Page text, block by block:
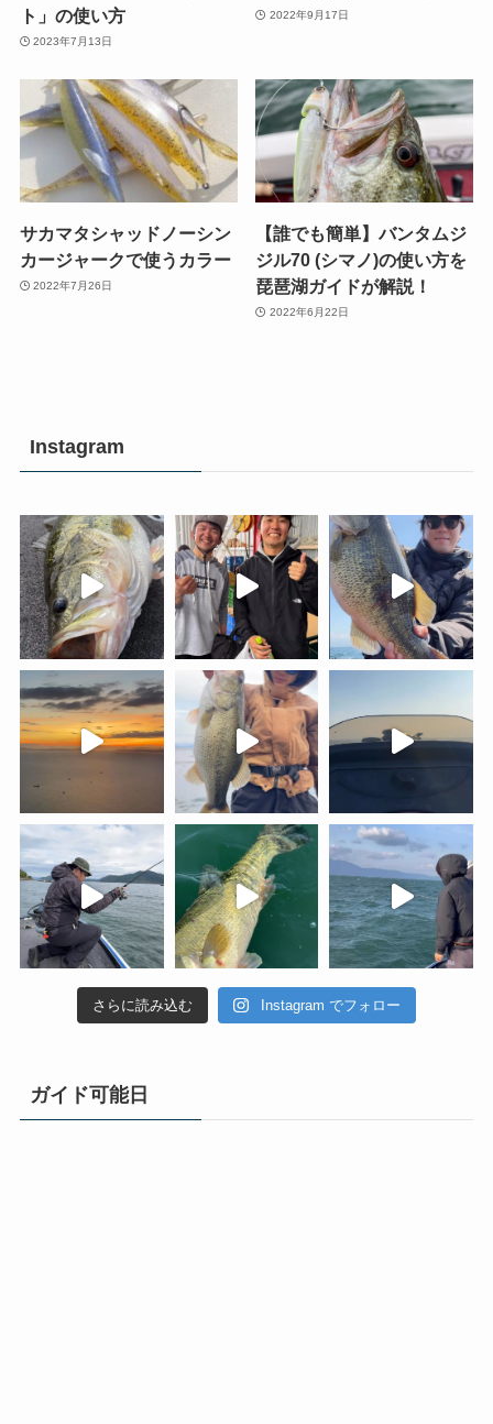
ト」の使い方
2023年7月13日
2022年9月17日
サカマタシャッドノーシン
カージャークで使うカラー
2022年7月26日
【誰でも簡単】バンタムジ
ジル70 (シマノ)の使い方を
琵琶湖ガイドが解説！
2022年6月22日
Instagram
さらに読み込む Instagram でフォロー
ガイド可能日